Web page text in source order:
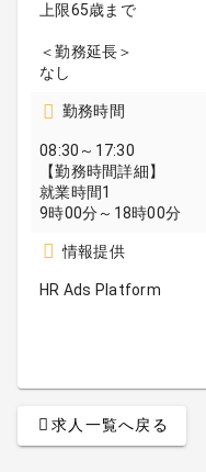
上限65歳まで
＜勤務延長＞
なし
勤務時間
08:30～17:30
【勤務時間詳細】
就業時間1
9時00分～18時00分
情報提供
HR Ads Platform
求人一覧へ戻る